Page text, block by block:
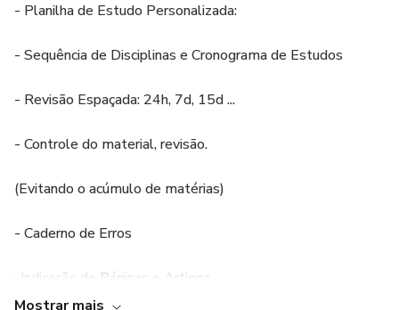
- Planilha de Estudo Personalizada:
- Sequência de Disciplinas e Cronograma de Estudos
- Revisão Espaçada: 24h, 7d, 15d ...
- Controle do material, revisão.
(Evitando o acúmulo de matérias)
- Caderno de Erros
-Indicação de Páginas e Artigos
Mostrar mais